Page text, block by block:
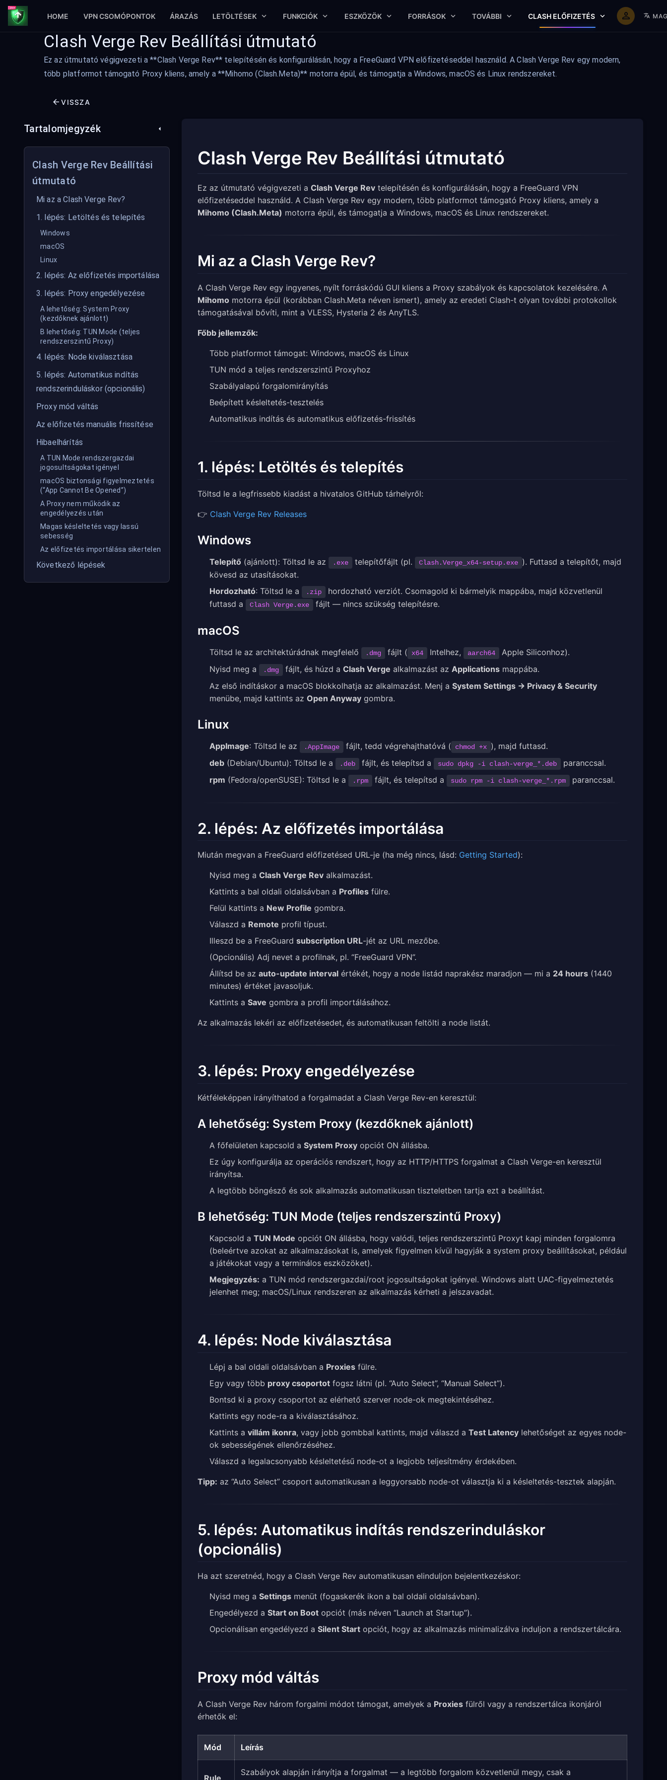
HOME VPN CSOMÓPONTOK ÁRAZÁS LETÖLTÉSEK FUNKCIÓK ESZKÖZÖK FORRÁSOK TOVÁBBI CLASH ELŐFIZETÉS
Clash Verge Rev Beállítási útmutató
Ez az útmutató végigvezeti a **Clash Verge Rev** telepítésén és konfigurálásán, hogy a FreeGuard VPN előfizetéseddel használd. A Clash Verge Rev egy modern,
több platformot támogató Proxy kliens, amely a **Mihomo (Clash.Meta)** motorra épül, és támogatja a Windows, macOS és Linux rendszereket.
VISSZA
Tartalomjegyzék
Clash Verge Rev Beállítási
útmutató
Mi az a Clash Verge Rev?
1. lépés: Letöltés és telepítés
Windows
macOS
Linux
2. lépés: Az előfizetés importálása
3. lépés: Proxy engedélyezése
A lehetőség: System Proxy
(kezdőknek ajánlott)
B lehetőség: TUN Mode (teljes
rendszerszintű Proxy)
4. lépés: Node kiválasztása
5. lépés: Automatikus indítás
rendszerinduláskor (opcionális)
Proxy mód váltás
Az előfizetés manuális frissítése
Hibaelhárítás
A TUN Mode rendszergazdai
jogosultságokat igényel
macOS biztonsági figyelmeztetés
(“App Cannot Be Opened”)
A Proxy nem működik az
engedélyezés után
Magas késleltetés vagy lassú
sebesség
Az előfizetés importálása sikertelen
Következő lépések
Clash Verge Rev Beállítási útmutató
Ez az útmutató végigvezeti a Clash Verge Rev telepítésén és konfigurálásán, hogy a FreeGuard VPN
előfizetéseddel használd. A Clash Verge Rev egy modern, több platformot támogató Proxy kliens, amely a
Mihomo (Clash.Meta) motorra épül, és támogatja a Windows, macOS és Linux rendszereket.
Mi az a Clash Verge Rev?
A Clash Verge Rev egy ingyenes, nyílt forráskódú GUI kliens a Proxy szabályok és kapcsolatok kezelésére. A
Mihomo motorra épül (korábban Clash.Meta néven ismert), amely az eredeti Clash-t olyan további protokollok
támogatásával bővíti, mint a VLESS, Hysteria 2 és AnyTLS.
Főbb jellemzők:
Több platformot támogat: Windows, macOS és Linux
TUN mód a teljes rendszerszintű Proxyhoz
Szabályalapú forgalomirányítás
Beépített késleltetés-tesztelés
Automatikus indítás és automatikus előfizetés-frissítés
1. lépés: Letöltés és telepítés
Töltsd le a legfrissebb kiadást a hivatalos GitHub tárhelyről:
👉 Clash Verge Rev Releases
Windows
Telepítő (ajánlott): Töltsd le az .exe telepítőfájlt (pl. Clash.Verge_x64-setup.exe ). Futtasd a telepítőt, majd
kövesd az utasításokat.
Hordozható: Töltsd le a .zip
hordozható verziót. Csomagold ki bármelyik mappába, majd közvetlenül
futtasd a
Clash Verge.exe fájlt — nincs szükség telepítésre.
macOS
Töltsd le az architektúrádnak megfelelő .dmg fájlt ( x64 Intelhez, aarch64
Apple Siliconhoz).
Nyisd meg a
.dmg fájlt, és húzd a Clash Verge alkalmazást az Applications mappába.
Az első indításkor a macOS blokkolhatja az alkalmazást. Menj a System Settings → Privacy & Security
menübe, majd kattints az Open Anyway gombra.
Linux
AppImage: Töltsd le az .AppImage fájlt, tedd végrehajthatóvá ( chmod +x ), majd futtasd.
deb (Debian/Ubuntu): Töltsd le a .deb fájlt, és telepítsd a sudo dpkg -i clash-verge_*.deb
paranccsal.
rpm (Fedora/openSUSE): Töltsd le a .rpm fájlt, és telepítsd a sudo rpm -i clash-verge_*.rpm paranccsal.
2. lépés: Az előfizetés importálása
Miután megvan a FreeGuard előfizetésed URL-je (ha még nincs, lásd: Getting Started):
Nyisd meg a Clash Verge Rev alkalmazást.
Kattints a bal oldali oldalsávban a Profiles fülre.
Felül kattints a New Profile gombra.
Válaszd a Remote profil típust.
Illeszd be a FreeGuard subscription URL-jét az URL mezőbe.
(Opcionális) Adj nevet a profilnak, pl. “FreeGuard VPN”.
Állítsd be az auto-update interval értékét, hogy a node listád naprakész maradjon — mi a 24 hours (1440
minutes) értéket javasoljuk.
Kattints a Save gombra a profil importálásához.
Az alkalmazás lekéri az előfizetésedet, és automatikusan feltölti a node listát.
3. lépés: Proxy engedélyezése
Kétféleképpen irányíthatod a forgalmadat a Clash Verge Rev-en keresztül:
A lehetőség: System Proxy (kezdőknek ajánlott)
A főfelületen kapcsold a System Proxy opciót ON állásba.
Ez úgy konfigurálja az operációs rendszert, hogy az HTTP/HTTPS forgalmat a Clash Verge-en keresztül
irányítsa.
A legtöbb böngésző és sok alkalmazás automatikusan tiszteletben tartja ezt a beállítást.
B lehetőség: TUN Mode (teljes rendszerszintű Proxy)
Kapcsold a TUN Mode opciót ON állásba, hogy valódi, teljes rendszerszintű Proxyt kapj minden forgalomra
(beleértve azokat az alkalmazásokat is, amelyek figyelmen kívül hagyják a system proxy beállításokat, például
a játékokat vagy a terminálos eszközöket).
Megjegyzés: a TUN mód rendszergazdai/root jogosultságokat igényel. Windows alatt UAC-figyelmeztetés
jelenhet meg; macOS/Linux rendszeren az alkalmazás kérheti a jelszavadat.
4. lépés: Node kiválasztása
Lépj a bal oldali oldalsávban a Proxies fülre.
Egy vagy több proxy csoportot fogsz látni (pl. “Auto Select”, “Manual Select”).
Bontsd ki a proxy csoportot az elérhető szerver node-ok megtekintéséhez.
Kattints egy node-ra a kiválasztásához.
Kattints a villám ikonra, vagy jobb gombbal kattints, majd válaszd a Test Latency lehetőséget az egyes node-
ok sebességének ellenőrzéséhez.
Válaszd a legalacsonyabb késleltetésű node-ot a legjobb teljesítmény érdekében.
Tipp: az “Auto Select” csoport automatikusan a leggyorsabb node-ot választja ki a késleltetés-tesztek alapján.
5. lépés: Automatikus indítás rendszerinduláskor
(opcionális)
Ha azt szeretnéd, hogy a Clash Verge Rev automatikusan elinduljon bejelentkezéskor:
Nyisd meg a Settings menüt (fogaskerék ikon a bal oldali oldalsávban).
Engedélyezd a Start on Boot opciót (más néven “Launch at Startup”).
Opcionálisan engedélyezd a Silent Start opciót, hogy az alkalmazás minimalizálva induljon a rendszertálcára.
Proxy mód váltás
A Clash Verge Rev három forgalmi módot támogat, amelyek a Proxies fülről vagy a rendszertálca ikonjáról
érhetők el:
Mód Leírás
Rule
Szabályok alapján irányítja a forgalmat — a legtöbb forgalom közvetlenül megy, csak a